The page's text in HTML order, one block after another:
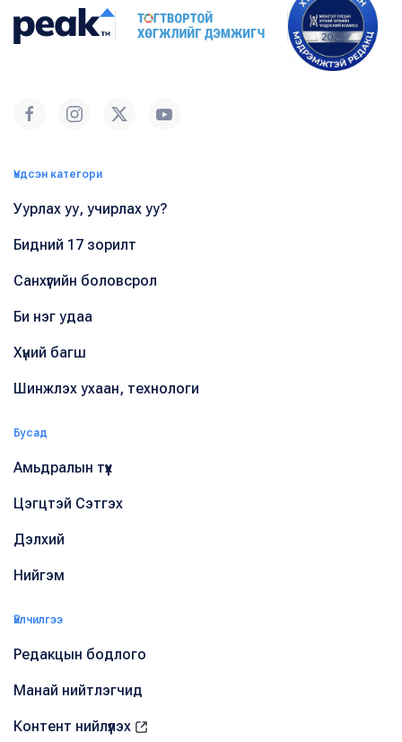
Үндсэн категори
Уурлах уу, учирлах уу?
Бидний 17 зорилт
Санхүүгийн боловсрол
Би нэг удаа
Хүний багш
Шинжлэх ухаан, технологи
Бусад
Амьдралын түүх
Цэгцтэй Сэтгэх
Дэлхий
Нийгэм
Үйлчилгээ
Редакцын бодлого
Манай нийтлэгчид
Контент нийлүүлэх